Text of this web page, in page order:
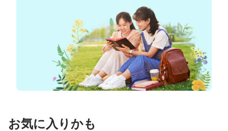
待ちにしてきました。しかし、牧師と長老たちは見
知らぬ人の言うことを聞いてはならないと私たち言
います。それは惑わされるのを避けるためだと、彼
らは言うのです。私には見極める力がありません、
なのであなたの再臨を証言する福音には耳を傾け
ず、信じないようにしています。しかし、今あなた
した。主よ、偽キリストに惑わされないためには、
お気に入りかも